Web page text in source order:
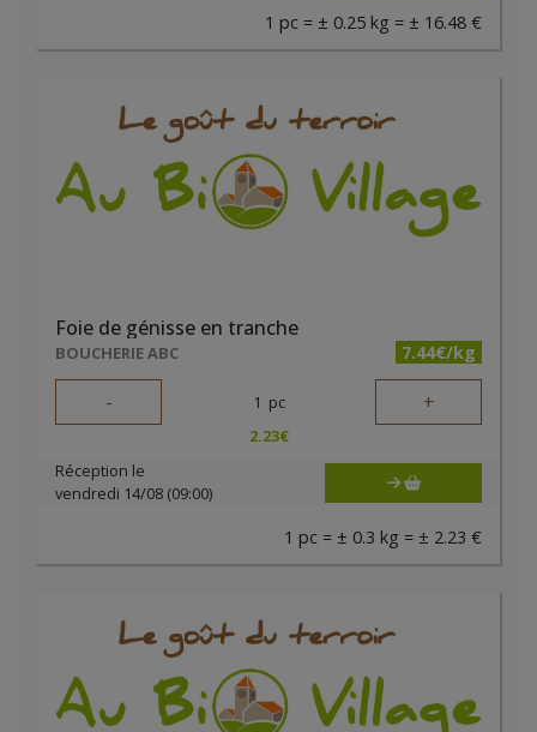
1 pc = ± 0.25 kg = ± 16.48 €
Foie de génisse en tranche
BOUCHERIE ABC 7.44€/kg
- 1 pc +
2.23€
Réception le
vendredi 14/08 (09:00)
1 pc = ± 0.3 kg = ± 2.23 €